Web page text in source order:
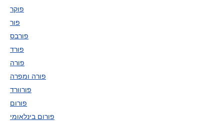
פוקר
פור
פורבס
פורד
פורה
פורה ומפרה
פורוורד
פורום
פורום בינלאומי